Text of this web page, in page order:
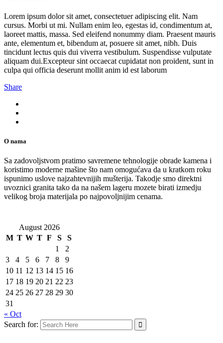
Lorem ipsum dolor sit amet, consectetuer adipiscing elit. Nam
cursus. Morbi ut mi. Nullam enim leo, egestas id, condimentum at,
laoreet mattis, massa. Sed eleifend nonummy diam. Praesent mauris
ante, elementum et, bibendum at, posuere sit amet, nibh. Duis
tincidunt lectus quis dui viverra vestibulum. Suspendisse vulputate
aliquam dui.Excepteur sint occaecat cupidatat non proident, sunt in
culpa qui officia deserunt mollit anim id est laborum
Share
O nama
Sa zadovoljstvom pratimo savremene tehnologije obrade kamena i
koristimo moderne mašine što nam omogućava da u kratkom roku
ispunimo uslove najzahtevnijih mušterija. Takodje smo direktni
uvoznici granita tako da na našem lageru mozete birati izmedju
velikog broja materijala po najpovoljnijim cenama.
August 2026
M T W T F S
S
1
2
3
4 5 6 7 8
9
10 11 12 13 14 15 16
17 18 19 20 21 22 23
24 25 26 27 28 29 30
31
« Oct
Search for: